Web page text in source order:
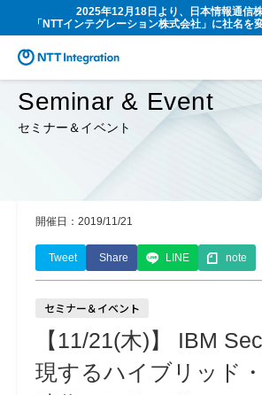
2025年12月18日より、日本情報通信
「NTTインテグレーション株式会社」に社名を
Seminar & Event
セミナー＆イベント
開催日：2019/11/21
Tweet Share LINE note
セミナー＆イベント
【11/21(木)】 IBM
現するハイブリッド